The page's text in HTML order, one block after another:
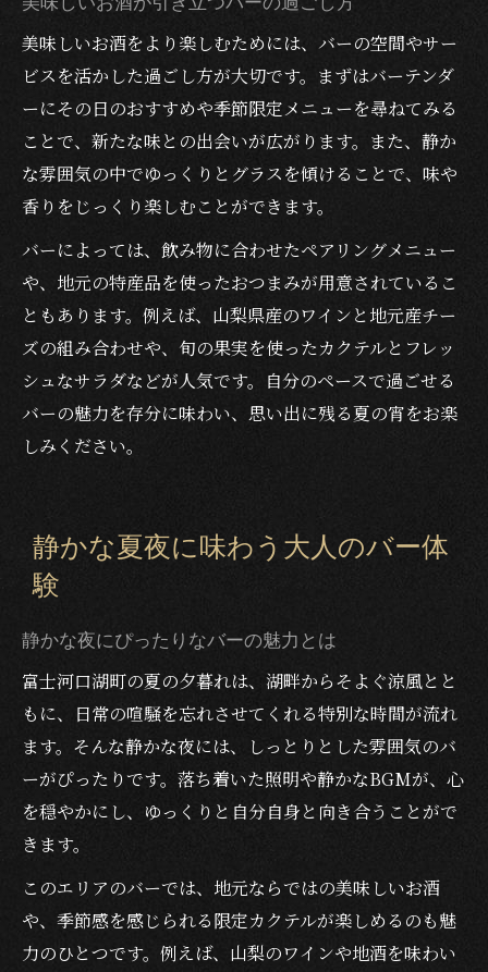
美味しいお酒をより楽しむためには、バーの空間やサー
ビスを活かした過ごし方が大切です。まずはバーテンダ
ーにその日のおすすめや季節限定メニューを尋ねてみる
ことで、新たな味との出会いが広がります。また、静か
な雰囲気の中でゆっくりとグラスを傾けることで、味や
香りをじっくり楽しむことができます。
バーによっては、飲み物に合わせたペアリングメニュー
や、地元の特産品を使ったおつまみが用意されているこ
ともあります。例えば、山梨県産のワインと地元産チー
ズの組み合わせや、旬の果実を使ったカクテルとフレッ
シュなサラダなどが人気です。自分のペースで過ごせる
バーの魅力を存分に味わい、思い出に残る夏の宵をお楽
しみください。
静かな夏夜に味わう大人のバー体
験
静かな夜にぴったりなバーの魅力とは
富士河口湖町の夏の夕暮れは、湖畔からそよぐ涼風とと
もに、日常の喧騒を忘れさせてくれる特別な時間が流れ
ます。そんな静かな夜には、しっとりとした雰囲気のバ
ーがぴったりです。落ち着いた照明や静かなBGMが、心
を穏やかにし、ゆっくりと自分自身と向き合うことがで
きます。
このエリアのバーでは、地元ならではの美味しいお酒
や、季節感を感じられる限定カクテルが楽しめるのも魅
力のひとつです。例えば、山梨のワインや地酒を味わい